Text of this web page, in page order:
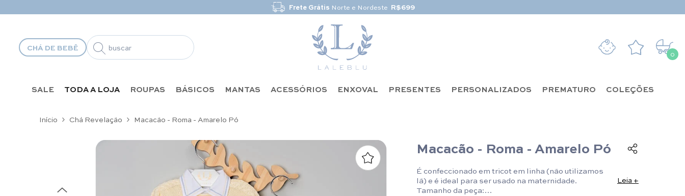
Frete Grátis Norte e Nordeste R$699
CHÁ DE BEBÊ
0
0
SALE TODA A LOJA ROUPAS BÁSICOS MANTAS ACESSÓRIOS ENXOVAL PRESENTES PERSONALIZADOS PREMATURO COLEÇÕES
Início Chá Revelação Macacão - Roma - Amarelo Pó
Macacão - Roma - Amarelo Pó
É confeccionado em tricot em linha (não utilizamos
lã) e é ideal para ser usado na maternidade.
Tamanho da peça:
Leia +